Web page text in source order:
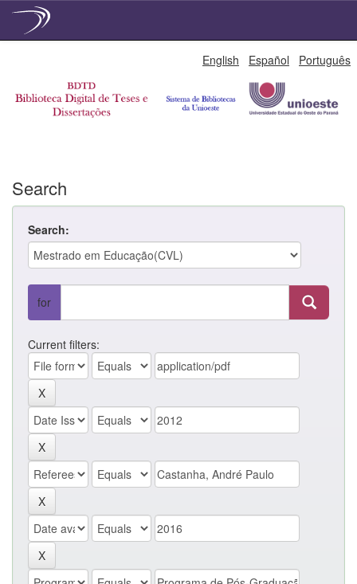
English Español Português
Search
Search:
for
Current filters: